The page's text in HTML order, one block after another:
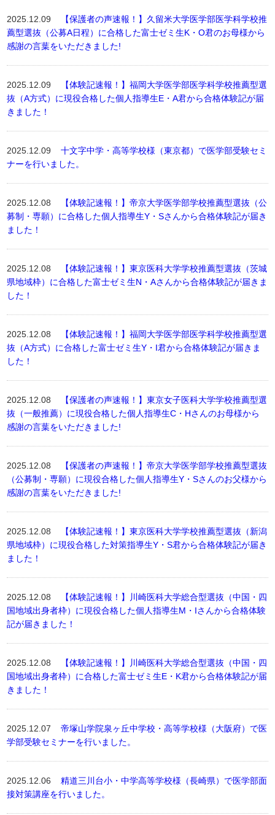
2025.12.09
【保護者の声速報！】久留米大学医学部医学科学校推
薦型選抜（公募A日程）に合格した富士ゼミ生K・O君のお母様から
感謝の言葉をいただきました!
2025.12.09
【体験記速報！】福岡大学医学部医学科学校推薦型選
抜（A方式）に現役合格した個人指導生E・A君から合格体験記が届
きました！
2025.12.09十文字中学・高等学校様（東京都）で医学部受験セミ
ナーを行いました。
2025.12.08
【体験記速報！】帝京大学医学部学校推薦型選抜（公
募制・専願）に合格した個人指導生Y・Sさんから合格体験記が届き
ました！
2025.12.08
【体験記速報！】東京医科大学学校推薦型選抜（茨城
県地域枠）に合格した富士ゼミ生N・Aさんから合格体験記が届きま
した！
2025.12.08
【体験記速報！】福岡大学医学部医学科学校推薦型選
抜（A方式）に合格した富士ゼミ生Y・I君から合格体験記が届きま
した！
2025.12.08
【保護者の声速報！】東京女子医科大学学校推薦型選
抜（一般推薦）に現役合格した個人指導生C・Hさんのお母様から
感謝の言葉をいただきました!
2025.12.08
【保護者の声速報！】帝京大学医学部学校推薦型選抜
（公募制・専願）に現役合格した個人指導生Y・Sさんのお父様から
感謝の言葉をいただきました!
2025.12.08
【体験記速報！】東京医科大学学校推薦型選抜（新潟
県地域枠）に現役合格した対策指導生Y・S君から合格体験記が届き
ました！
2025.12.08
【体験記速報！】川崎医科大学総合型選抜（中国・四
国地域出身者枠）に現役合格した個人指導生M・Iさんから合格体験
記が届きました！
2025.12.08
【体験記速報！】川崎医科大学総合型選抜（中国・四
国地域出身者枠）に合格した富士ゼミ生E・K君から合格体験記が届
きました！
2025.12.07帝塚山学院泉ヶ丘中学校・高等学校様（大阪府）で医
学部受験セミナーを行いました。
2025.12.06精道三川台小・中学高等学校様（長崎県）で医学部面
接対策講座を行いました。